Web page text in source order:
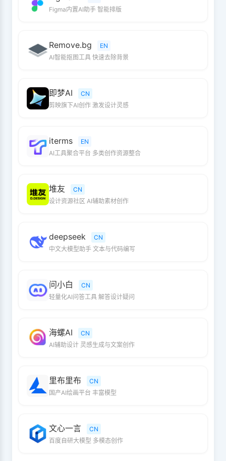
Figma内置AI助手 智能排版
Remove.bg
EN
AI智能抠图工具 快速去除背景
即梦AI
CN
剪映旗下AI创作 激发设计灵感
iterms
EN
AI工具聚合平台 多类创作资源整合
堆友
CN
设计资源社区 AI辅助素材创作
deepseek
CN
中文大模型助手 文本与代码编写
问小白
CN
轻量化AI问答工具 解答设计疑问
海螺AI
CN
AI辅助设计 灵感生成与文案创作
里布里布
CN
国产AI绘画平台 丰富模型
文心一言
CN
百度自研大模型 多模态创作